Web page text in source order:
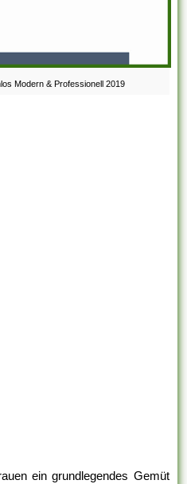
Modern & Professionell 2019
ein grundlegendes Gemüt